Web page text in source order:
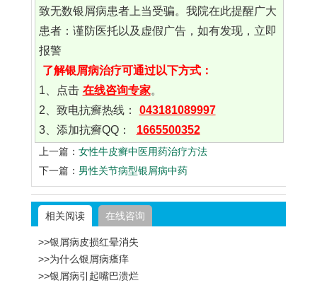
致无数银屑病患者上当受骗。我院在此提醒广大
患者：谨防医托以及虚假广告，如有发现，立即
报警
了解银屑病治疗可通过以下方式：
1、点击 在线咨询专家。
2、致电抗癣热线：
043181089997
3、添加抗癣QQ：
1665500352
上一篇： 女性牛皮癣中医用药治疗方法
下一篇： 男性关节病型银屑病中药
相关阅读 在线咨询
>>银屑病皮损红晕消失
>>为什么银屑病瘙痒
>>银屑病引起嘴巴溃烂